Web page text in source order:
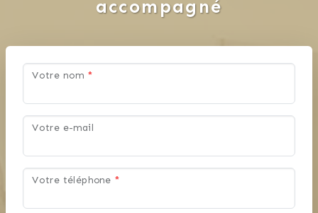
accompagné
Votre nom *
Votre e-mail
Votre téléphone *